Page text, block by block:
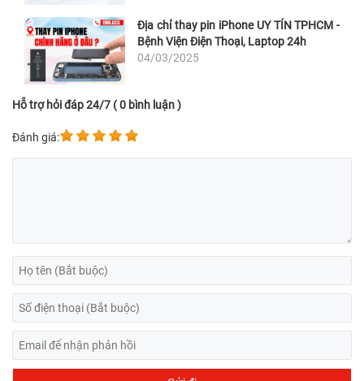
Địa chỉ thay pin iPhone UY TÍN TPHCM -
Bệnh Viện Điện Thoại, Laptop 24h
04/03/2025
Hỗ trợ hỏi đáp 24/7 ( 0 bình luận )
Đánh giá: